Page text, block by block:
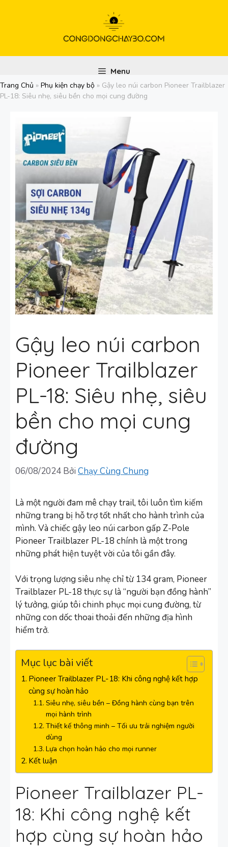
Menu
Trang Chủ » Phụ kiện chạy bộ » Gậy leo núi carbon Pioneer Trailblazer
PL-18: Siêu nhẹ, siêu bền cho mọi cung đường
Gậy leo núi carbon
Pioneer Trailblazer
PL-18: Siêu nhẹ, siêu
bền cho mọi cung
đường
06/08/2024 Bởi Chạy Cùng Chung
Là một người đam mê chạy trail, tôi luôn tìm kiếm
những trang bị hỗ trợ tốt nhất cho hành trình của
mình. Và chiếc gậy leo núi carbon gấp Z-Pole
Pioneer Trailblazer PL-18 chính là một trong
những phát hiện tuyệt vời của tôi gần đây.
Với trọng lượng siêu nhẹ chỉ từ 134 gram, Pioneer
Trailblazer PL-18 thực sự là “người bạn đồng hành”
lý tưởng, giúp tôi chinh phục mọi cung đường, từ
những con dốc thoai thoải đến những địa hình
hiểm trở.
Mục lục bài viết
Pioneer Trailblazer PL-18: Khi công nghệ kết hợp
cùng sự hoàn hảo
Siêu nhẹ, siêu bền – Đồng hành cùng bạn trên
mọi hành trình
Thiết kế thông minh – Tối ưu trải nghiệm người
dùng
Lựa chọn hoàn hảo cho mọi runner
Kết luận
Pioneer Trailblazer PL-
18: Khi công nghệ kết
hợp cùng sự hoàn hảo